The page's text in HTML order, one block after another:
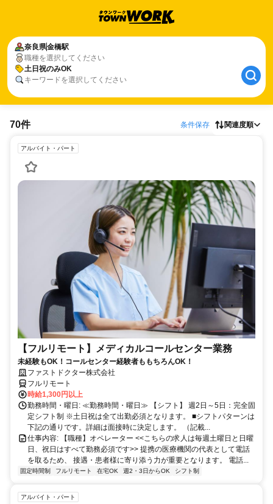
奈良県金橋駅
職種を選択してください
土日祝のみOK
キーワードを選択してください
70件 条件保存 関連度順
アルバイト・パート
【フルリモート】メディカルコールセンター業務
未経験もOK！コールセンター経験者ももちろんOK！
ファストドクター株式会社
フルリモート
時給1,300円以上
勤務時間・曜日: ≪勤務時間・曜日≫ 【シフト】 週2日～5日：完全固
定シフト制 ※土日祝は全て出勤必須となります。ㅤ ■シフトパターンは
下記の通りです。詳細は面接時に決定します。 （記載...
仕事内容: 【職種】オペレーター <<こちらの求人は毎週土曜日と日曜
日、祝日はすべて勤務必須です>> 提携の医療機関の代表として電話
を取るため、 接遇・患者様に寄り添う力が重要となります。 電話...
固定時間制 フルリモート 在宅OK 週2・3日からOK シフト制
アルバイト・パート